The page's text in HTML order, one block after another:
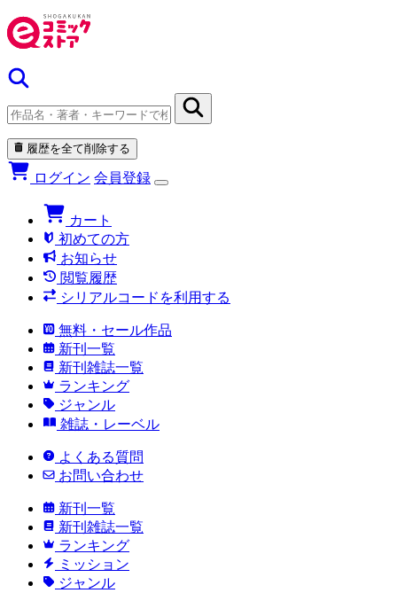
履歴を全て削除する
ログイン 会員登録
カート
初めての方
お知らせ
閲覧履歴
シリアルコードを利用する
無料・セール作品
新刊一覧
新刊雑誌一覧
ランキング
ジャンル
雑誌・レーベル
よくある質問
お問い合わせ
新刊一覧
新刊雑誌一覧
ランキング
ミッション
ジャンル